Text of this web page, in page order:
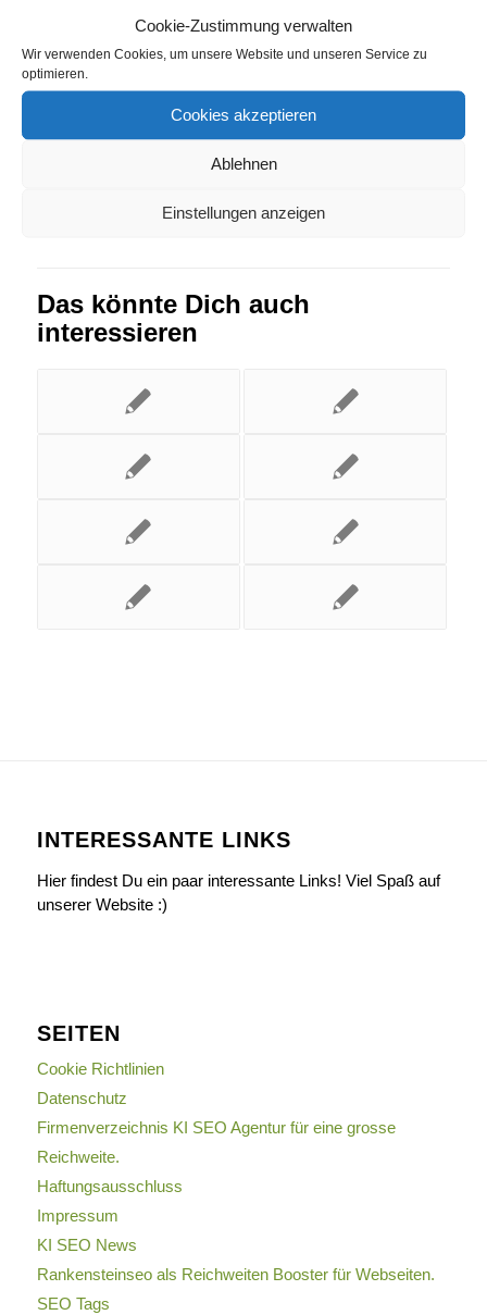
Cookie-Zustimmung verwalten
Wir verwenden Cookies, um unsere Website und unseren Service zu
optimieren.
Cookies akzeptieren
Ablehnen
Einstellungen anzeigen
Eintrag teilen
Das könnte Dich auch
interessieren
INTERESSANTE LINKS
Hier findest Du ein paar interessante Links! Viel Spaß auf
unserer Website :)
SEITEN
Cookie Richtlinien
Datenschutz
Firmenverzeichnis KI SEO Agentur für eine grosse
Reichweite.
Haftungsausschluss
Impressum
KI SEO News
Rankensteinseo als Reichweiten Booster für Webseiten.
SEO Tags